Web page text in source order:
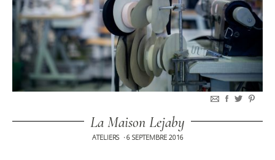
La Maison Lejaby
ATELIERS •6 SEPTEMBRE 2016